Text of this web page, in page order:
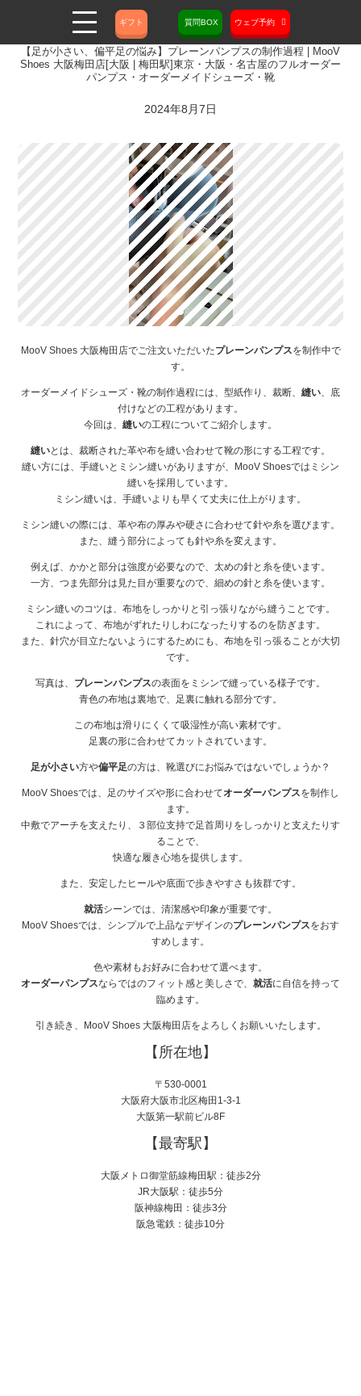
ギフト 質問BOX ウェブ予約
【足が小さい、偏平足の悩み】プレーンパンプスの制作過程 | MooV
Shoes 大阪梅田店[大阪 | 梅田駅]東京・大阪・名古屋のフルオーダー
パンプス・オーダーメイドシューズ・靴
2024年8月7日
MooV Shoes 大阪梅田店でご注文いただいたプレーンパンプスを制作中で
す。
オーダーメイドシューズ・靴の制作過程には、型紙作り、裁断、 縫い 、底
付けなどの工程があります。
今回は、 縫いの工程についてご紹介します。
縫いとは、裁断された革や布を縫い合わせて靴の形にする工程です。
縫い方には、手縫いとミシン縫いがありますが、MooV Shoesではミシン
縫いを採用しています。
ミシン縫いは、手縫いよりも早くて丈夫に仕上がります。
ミシン縫いの際には、革や布の厚みや硬さに合わせて針や糸を選びます。
また、縫う部分によっても針や糸を変えます。
例えば、かかと部分は強度が必要なので、太めの針と糸を使います。
一方、つま先部分は見た目が重要なので、細めの針と糸を使います。
ミシン縫いのコツは、布地をしっかりと引っ張りながら縫うことです。
これによって、布地がずれたりしわになったりするのを防ぎます。
また、針穴が目立たないようにするためにも、布地を引っ張ることが大切
です。
写真は、 プレーンパンプスの表面をミシンで縫っている様子です。
青色の布地は裏地で、足裏に触れる部分です。
この布地は滑りにくくて吸湿性が高い素材です。
足裏の形に合わせてカットされています。
足が小さい方や偏平足の方は、靴選びにお悩みではないでしょうか？
MooV Shoesでは、足のサイズや形に合わせてオーダーパンプスを制作し
ます。
中敷でアーチを支えたり、３部位支持で足首周りをしっかりと支えたりす
ることで、
快適な履き心地を提供します。
また、安定したヒールや底面で歩きやすさも抜群です。
就活シーンでは、清潔感や印象が重要です。
MooV Shoesでは、シンプルで上品なデザインのプレーンパンプスをおす
すめします。
色や素材もお好みに合わせて選べます。
オーダーパンプスならではのフィット感と美しさで、 就活に自信を持って
臨めます。
引き続き、MooV Shoes 大阪梅田店をよろしくお願いいたします。
【所在地】
〒530-0001
大阪府大阪市北区梅田1-3-1
大阪第一駅前ビル8F
【最寄駅】
大阪メトロ御堂筋線梅田駅：徒歩2分
JR大阪駅：徒歩5分
阪神線梅田：徒歩3分
阪急電鉄：徒歩10分